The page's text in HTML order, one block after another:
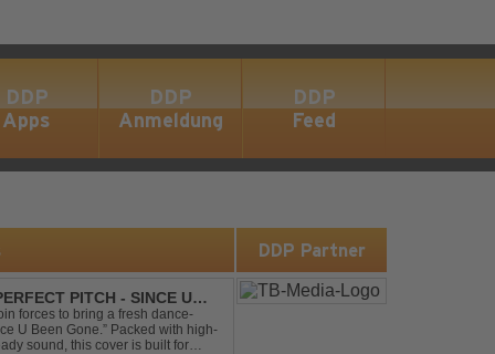
DDP
Apps
DDP
Anmeldung
DDP
Feed
PITCH - SINCE U
forces to bring a fresh dance-
U Been Gone.” Packed with high-
sound, this cover is built for
DDP Partner